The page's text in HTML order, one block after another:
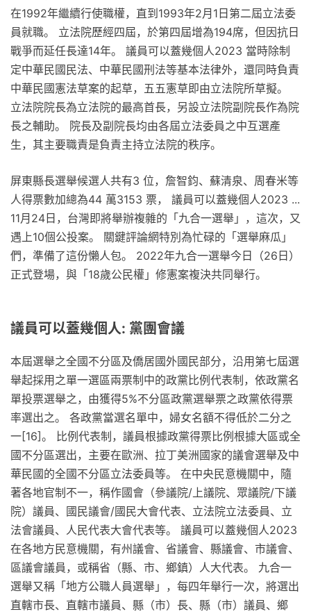
在1992年繼續行使職權，直到1993年2月1日第二屆立法委
員就職。 立法院歷經四屆，於第四屆增為194席，但因抗日
戰爭而延任長達14年。 議員可以蓋幾個人2023 當時除制
定中華民國民法、中華民國刑法等基本法律外，還同時負責
中華民國憲法草案的起草，五五憲草即由立法院所草擬。
立法院院長為立法院的最高首長，另設立法院副院長作為院
長之輔助。 院長及副院長均由各屆立法委員之中互選產
生，其主要職責是負責主持立法院的秩序。
屏東縣長選舉候選人共有3 位，詹智鈞、蘇清泉、周春米等
人得票數加總為44 萬3153 票， 議員可以蓋幾個人2023 ...
11月24日，台灣即將舉辦複雜的「九合一選舉」，這次，又
遇上10個公投案。 關鍵評論網特別為忙碌的「選舉麻瓜」
們，準備了這份懶人包。 2022年九合一選舉今日（26日）
正式登場，與「18歲公民權」修憲案複決共同舉行。
議員可以蓋幾個人: 黨團會議
本屆選舉之全國不分區及僑居國外國民部分，沿用第七屆選
舉起採用之單一選區兩票制中的政黨比例代表制，依政黨名
單投票選舉之，由獲得5%不分區政黨選舉票之政黨依得票
率選出之。 各政黨當選名單中，婦女名額不得低於二分之
一[16]。 比例代表制，議員根據政黨得票比例根據大區或全
國不分區選出，主要在歐洲、拉丁美洲國家的議會選舉及中
華民國的全國不分區立法委員等。 在中央民意機關中，隨
著各地官制不一，稱作國會（參議院/上議院、眾議院/下議
院）議員、國民議會/國民大會代表、立法院立法委員、立
法會議員、人民代表大會代表等。 議員可以蓋幾個人2023
在各地方民意機關，有州議會、省議會、縣議會、市議會、
區議會議員，或稱省（縣、市、鄉鎮）人大代表。 九合一
選舉又稱「地方公職人員選舉」，每四年舉行一次，將選出
直轄市長、直轄市議員、縣（市）長、縣（市）議員、鄉